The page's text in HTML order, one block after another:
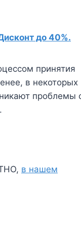
до 40%.
принятия
в некоторых
проблемы
в нашем